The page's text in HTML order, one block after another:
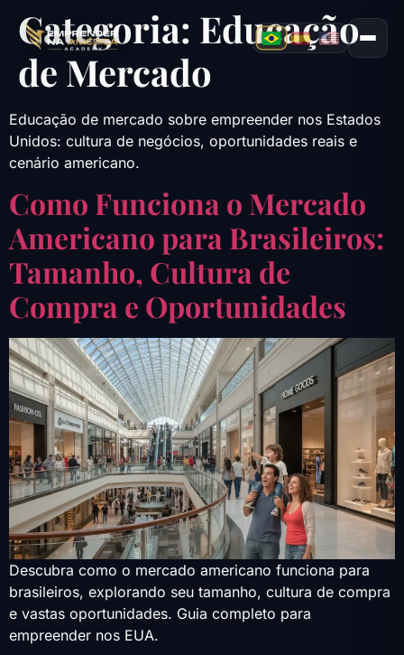
Categoria: Educação
de Mercado
Educação de mercado sobre empreender nos Estados
Unidos: cultura de negócios, oportunidades reais e
cenário americano.
Como Funciona o Mercado
Americano para Brasileiros:
Tamanho, Cultura de
Compra e Oportunidades
Descubra como o mercado americano funciona para
brasileiros, explorando seu tamanho, cultura de compra
e vastas oportunidades. Guia completo para
empreender nos EUA.